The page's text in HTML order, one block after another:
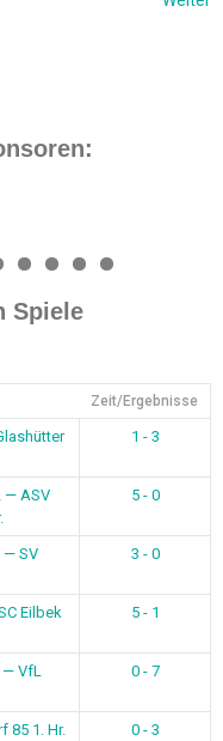
0 1 2
Spiele
Zeit/Ergebnisse
1 - 3
— ASV
5 - 0
— SV
3 - 0
Eilbek
5 - 1
— VfL
0 - 7
85 1. Hr. 0 - 3